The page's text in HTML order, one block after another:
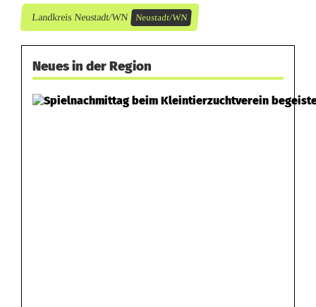
Landkreis Neustadt/WN Neustadt/WN
Neues in der Region